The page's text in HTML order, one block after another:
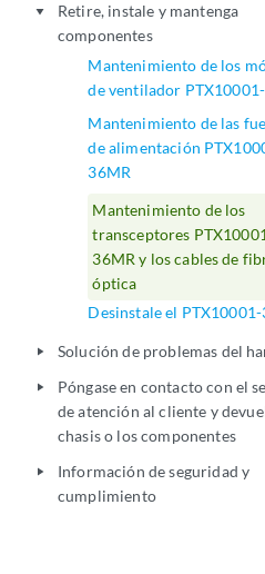
play_arrow
Retire, instale y mantenga
componentes
Mantenimiento de los
de ventilador
Mantenimiento de las
de alimentación
36MR
Mantenimiento de los
transceptores
36MR y los cables de
óptica
Desinstale el
play_arrow Solución de problemas del
play_arrow
Póngase en contacto con el
de atención al cliente y
chasis o los componentes
play_arrow
Información de seguridad y
cumplimiento